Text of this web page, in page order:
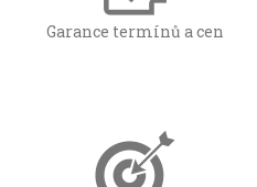
Garance termínů a cen